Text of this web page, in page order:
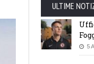
ULTIME
5